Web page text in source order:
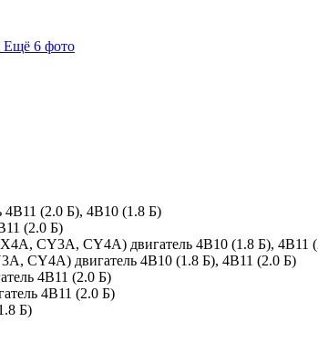
Ещё 6 фото
(2.0 Б), 4B10 (1.8 Б)
(2.0 Б)
CY3A, CY4A) двигатель 4B10 (1.8 Б), 4B11
CY4A) двигатель 4B10 (1.8 Б), 4B11 (2.0 Б)
4B11 (2.0 Б)
4B11 (2.0 Б)
Б)